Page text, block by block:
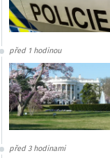
před 1 hodinou
před 3 hodinami